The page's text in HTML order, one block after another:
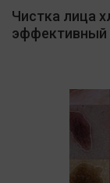
Чистка лица
эффективный